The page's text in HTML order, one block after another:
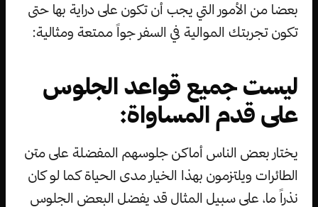
بعضا من الأمور التي يجب أن تكون على دراية بها حتى
تكون تجربتك الموالية في السفر جواً ممتعة ومثالية:
ليست جميع قواعد الجلوس
على قدم المساواة:
يختار بعض الناس أماكن جلوسهم المفضلة على متن
الطائرات ويلتزمون بهذا الخيار مدى الحياة كما لو كان
نذراً ما، على سبيل المثال قد يفضل البعض الجلوس